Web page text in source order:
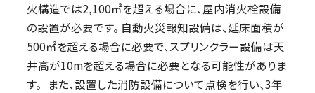
火構造では2,100㎡を超える場合に、屋内消火栓設備
の設置が必要です。 自動火災報知設備は、延床面積が
500㎡を超える場合に必要で、スプリンクラー設備は天
井高が10mを超える場合に必要となる可能性がありま
す。 また、設置した消防設備について点検を行い、3年